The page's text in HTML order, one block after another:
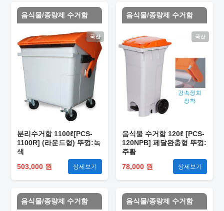
음식물/종량제 수거함
국산
분리수거함 1100ℓ[PCS-
1100R] (라운드형) 뚜껑:녹
색
503,000 원
상세보기
음식물/종량제 수거함
국산
음식물 수거함 120ℓ [PCS-
120NPB] 페달완충형 뚜껑:
주황
78,000 원
상세보기
음식물/종량제 수거함 음식물/종량제 수거함